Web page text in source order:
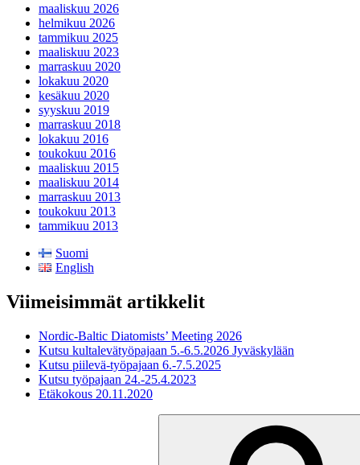
maaliskuu 2026
helmikuu 2026
tammikuu 2025
maaliskuu 2023
marraskuu 2020
lokakuu 2020
kesäkuu 2020
syyskuu 2019
marraskuu 2018
lokakuu 2016
toukokuu 2016
maaliskuu 2015
maaliskuu 2014
marraskuu 2013
toukokuu 2013
tammikuu 2013
Suomi
English
Viimeisimmät artikkelit
Nordic-Baltic Diatomists’ Meeting 2026
Kutsu kultalevätyöpajaan 5.-6.5.2026 Jyväskylään
Kutsu piilevä-työpajaan 6.-7.5.2025
Kutsu työpajaan 24.-25.4.2023
Etäkokous 20.11.2020